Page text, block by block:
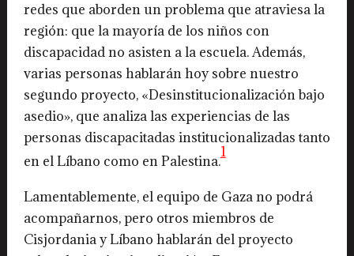
redes que aborden un problema que atraviesa la
región: que la mayoría de los niños con
discapacidad no asisten a la escuela. Además,
varias personas hablarán hoy sobre nuestro
segundo proyecto, «Desinstitucionalización bajo
asedio», que analiza las experiencias de las
personas discapacitadas institucionalizadas tanto
en el Líbano como en Palestina.
1
Lamentablemente, el equipo de Gaza no podrá
acompañarnos, pero otros miembros de
Cisjordania y Líbano hablarán del proyecto